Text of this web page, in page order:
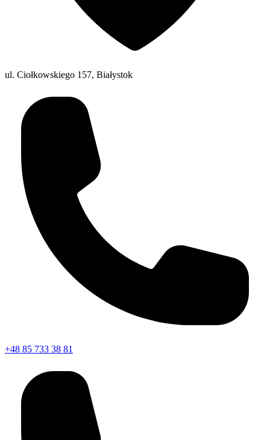
ul. Ciołkowskiego 157, Białystok
+48 85 733 38 81